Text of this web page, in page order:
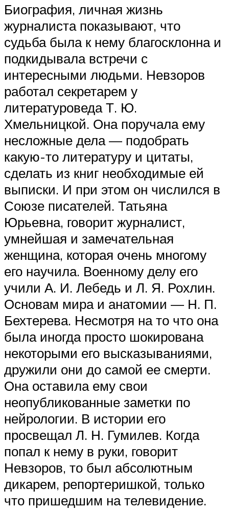
Биография, личная жизнь
журналиста показывают, что
судьба была к нему благосклонна и
подкидывала встречи с
интересными людьми. Невзоров
работал секретарем у
литературоведа Т. Ю.
Хмельницкой. Она поручала ему
несложные дела — подобрать
какую-то литературу и цитаты,
сделать из книг необходимые ей
выписки. И при этом он числился в
Союзе писателей. Татьяна
Юрьевна, говорит журналист,
умнейшая и замечательная
женщина, которая очень многому
его научила. Военному делу его
учили А. И. Лебедь и Л. Я. Рохлин.
Основам мира и анатомии — Н. П.
Бехтерева. Несмотря на то что она
была иногда просто шокирована
некоторыми его высказываниями,
дружили они до самой ее смерти.
Она оставила ему свои
неопубликованные заметки по
нейрологии. В истории его
просвещал Л. Н. Гумилев. Когда
попал к нему в руки, говорит
Невзоров, то был абсолютным
дикарем, репортеришкой, только
что пришедшим на телевидение.